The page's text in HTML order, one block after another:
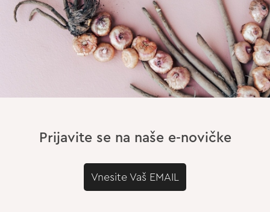
Prijavite se na naše e-novičke
Vnesite Vaš EMAIL